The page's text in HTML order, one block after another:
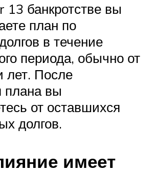
банкротстве вы
план по
в течение
периода, обычно от
лет. После
плана вы
от оставшихся
долгов.
имеет